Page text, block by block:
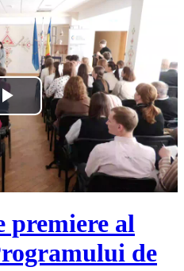
Play
Video
premiere al
de